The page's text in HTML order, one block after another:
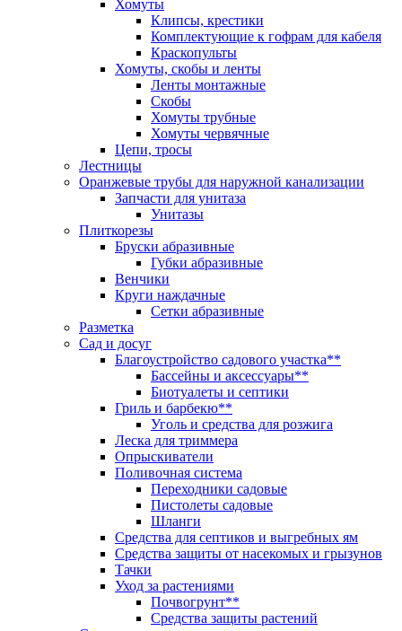
Хомуты
Клипсы, крестики
Комплектующие к гофрам для кабеля
Краскопульты
Хомуты, скобы и ленты
Ленты монтажные
Скобы
Хомуты трубные
Хомуты червячные
Цепи, тросы
Лестницы
Оранжевые трубы для наружной канализации
Запчасти для унитаза
Унитазы
Плиткорезы
Бруски абразивные
Губки абразивные
Венчики
Круги наждачные
Сетки абразивные
Разметка
Сад и досуг
Благоустройство садового участка**
Бассейны и аксессуары**
Биотуалеты и септики
Гриль и барбекю**
Уголь и средства для розжига
Леска для триммера
Опрыскиватели
Поливочная система
Переходники садовые
Пистолеты садовые
Шланги
Средства для септиков и выгребных ям
Средства защиты от насекомых и грызунов
Тачки
Уход за растениями
Почвогрунт**
Средства защиты растений